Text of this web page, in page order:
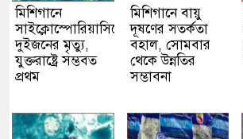
মিশিগানে
সাইক্লোস্পোরিয়াসিসে
দুইজনের মৃত্যু,
যুক্তরাষ্ট্রে সম্ভবত
প্রথম
মিশিগানে বায়ু
দূষণের সতর্কতা
বহাল, সোমবার
থেকে উন্নতির
সম্ভাবনা